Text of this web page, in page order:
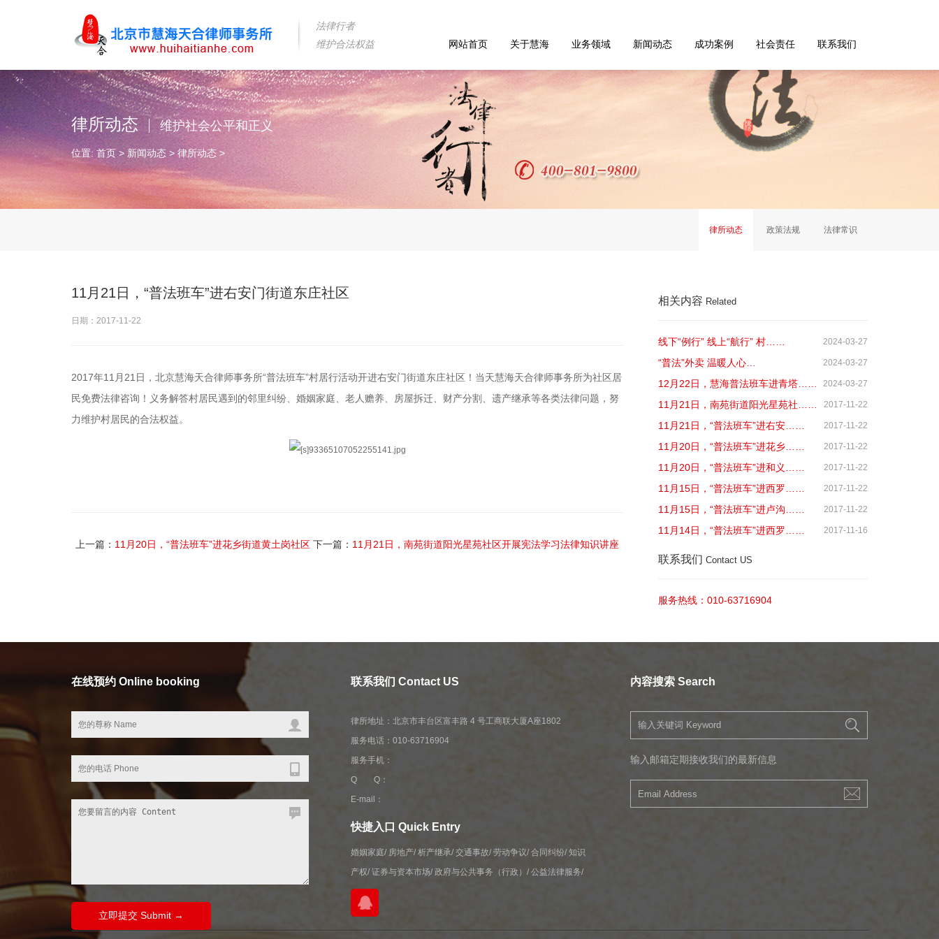
法律行者
维护合法权益
网站首页 关于慧海 业务领域 新闻动态 成功案例 社会责任 联系我们
律所动态 维护社会公平和正义
位置: 首页> 新闻动态 >律所动态 >
律所动态 政策法规 法律常识
11月21日，“普法班车”进右安门街道东庄社区
日期：2017-11-22
2017年11月21日，北京慧海天合律师事务所“普法班车”村居行活动开进右安门街道东庄社区！当天慧海天合律师事务所为社区居
民免费法律咨询！义务解答村居民遇到的邻里纠纷、婚姻家庭、老人赡养、房屋拆迁、财产分割、遗产继承等各类法律问题，努
力维护村居民的合法权益。
上一篇： 11月20日，“普法班车”进花乡街道黄土岗社区 下一篇： 11月21日，南苑街道阳光星苑社区开展宪法学习法律知识讲座
相关内容 Related
线下“例行” 线上“航行” 村…… 2024-03-27
“普法”外卖 温暖人心… 2024-03-27
12月22日，慧海普法班车进青塔…… 2024-03-27
11月21日，南苑街道阳光星苑社…… 2017-11-22
11月21日，“普法班车”进右安…… 2017-11-22
11月20日，“普法班车”进花乡…… 2017-11-22
11月20日，“普法班车”进和义…… 2017-11-22
11月15日，“普法班车”进西罗…… 2017-11-22
11月15日，“普法班车”进卢沟…… 2017-11-22
11月14日，“普法班车”进西罗…… 2017-11-16
联系我们 Contact US
服务热线：010-63716904
在线预约 Online booking 联系我们 Contact US
律所地址：北京市丰台区富丰路 4 号工商联大厦A座1802
服务电话：010-63716904
服务手机：
Q Q：
E-mail：
快捷入口 Quick Entry
婚姻家庭/ 房地产/ 析产继承/ 交通事故/ 劳动争议/合同纠纷/ 知识
产权/证券与资本市场/ 政府与公共事务（行政） / 公益法律服务/
内容搜索 Search
输入邮箱定期接收我们的最新信息